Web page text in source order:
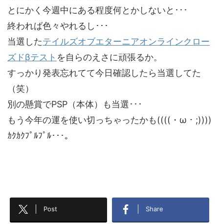
とにかく今週中にある程度何とかしないと･･･
終われば色々やれるし･･･
当選したテイルズオブエターニアオンラインクロー
ズドβテスト を自らのえさに頑張るか。
すっかり発表忘れてて今日確認したら当選してた
（笑）
別の懸賞でPSP（本体）も当選･･･
もう今年の運を使い切っちゃったかも((((・ω・;))))
ｶｸｶｸﾌﾟﾙﾌﾟﾙ･･･｡
Post Share